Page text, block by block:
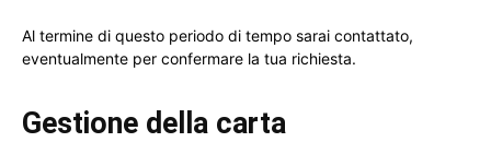
Al termine di questo periodo di tempo sarai contattato,
eventualmente per confermare la tua richiesta.
Gestione della carta